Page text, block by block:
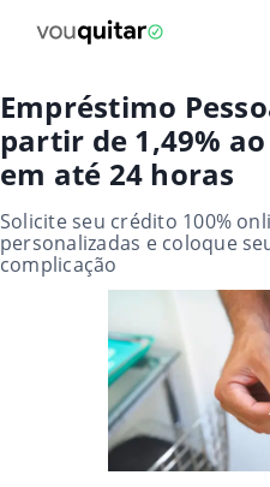
Empréstimo
partir de 1,49%
em até 24 horas
Solicite seu crédito 100%
personalizadas e coloque
complicação